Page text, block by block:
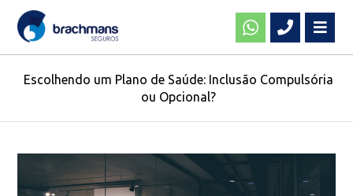
Escolhendo um Plano de Saúde: Inclusão Compulsória
ou Opcional?